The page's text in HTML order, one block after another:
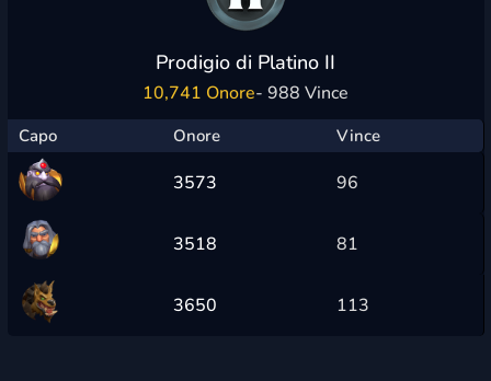
Prodigio di Platino II
10,741 Onore- 988 Vince
Capo Onore Vince
3573 96
3518 81
3650 113